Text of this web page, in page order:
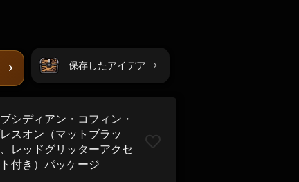
保存したアイデア
シディアン・コフィン・
スオン（マットブラッ
レッドグリッターアクセ
付き）パッケージ